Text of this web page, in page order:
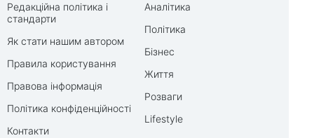
Редакційна політика і
стандарти
Як стати нашим автором
Правила користування
Правова інформація
Політика конфіденційності
Контакти
Аналітика
Політика
Бізнес
Життя
Розваги
Lifestyle